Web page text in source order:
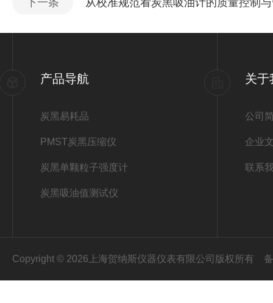
下一条 从校准规范看炭黑吸油计的质量控制
产品导航
炭黑易耗品
PMST炭黑压缩仪
炭黑单颗粒子强度计
炭黑吸油值测试仪
关于
公司
企业
联系
Copyright © 2026上海贺纳斯仪器仪表有限公司版权所有